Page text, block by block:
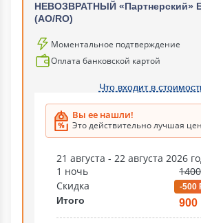
НЕВОЗВРАТНЫЙ «Партнерский»
(АО/RO)
Моментальное подтверждение
Оплата банковской картой
Что входит в
Вы ее нашли!
Это действительно лучшая
21 августа - 22 августа 2026
1 ночь
1400
Скидка
-500
Итого 900